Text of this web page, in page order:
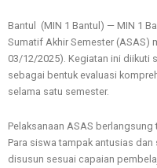
Bantul (MIN 1 Bantul) — MIN 1
Sumatif Akhir Semester (ASAS)
03/12/2025). Kegiatan ini diikuti
sebagai bentuk evaluasi
selama satu semester.
Pelaksanaan ASAS
Para siswa tampak antusias
disusun sesuai capaian